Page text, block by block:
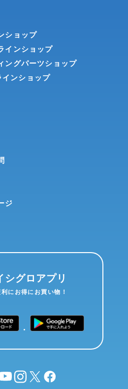
ショップ
インショップ
ングパーツショップ
ンショップ
ジ
シグロアプリ
利にお得にお買い物！
instagram
X facebook